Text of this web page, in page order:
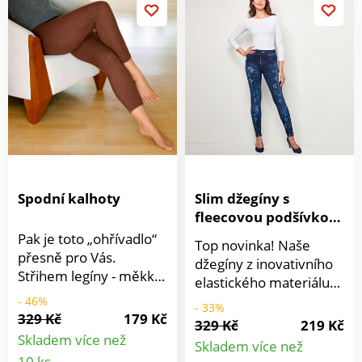
Vivadia. Exkluzivně
MAGNET 3P.
v pohodě - při cvičení i
při odpočinku!
legíny. Lze prát při 30
Spodní kalhoty
Pak je toto „ohřívadlo“
přesně pro Vás.
Střihem legíny - měkké,
hebké, teplé a
příjemné. Ideální pod
kalhoty, jako lyžařské
prádlo nebo se
- 46%
329 Kč
179 Kč
Skladem více než
Slim džegíny s
fleecovou podšívkou
Úponky
Top novinka! Naše
džegíny z inovativního
elastického materiálu
jsou nyní k dispozici ve
2 kvalitách: letní
džegíny s tištěnými
knoflíky a kapsami a
- 33%
329 Kč
219 Kč
Skladem více než